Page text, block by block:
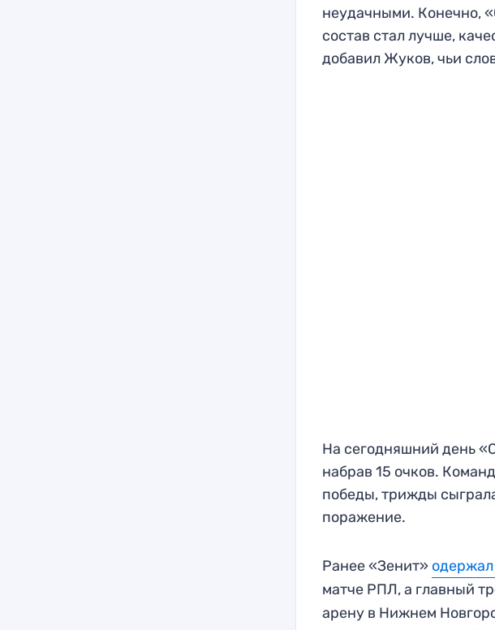
неудачными. Конечно,
состав стал лучше,
добавил Жуков, чьи
На сегодняшний день
набрав 15 очков.
победы, трижды
поражение.
Ранее «Зенит»
матче РПЛ, а главный
арену в Нижнем